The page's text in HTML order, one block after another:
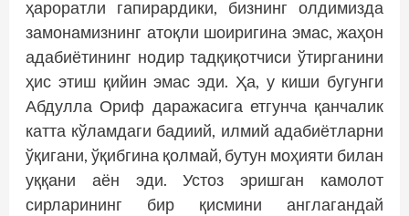
ҳароратли гапирардики, бизнинг олдимизда
замонамизнинг атоқли шоиригина эмас, жаҳон
адабиётининг нодир тадқиқотчиси ўтирганини
ҳис этиш қийин эмас эди. Ҳа, у киши бугунги
Абдулла Ориф даражасига етгунча қанчалик
катта кўламдаги бадиий, илмий адабиётларни
ўқигани, ўқибгина қолмай, бутун моҳияти билан
уққани аён эди. Устоз эришган камолот
сирларининг бир қисмини англагандай